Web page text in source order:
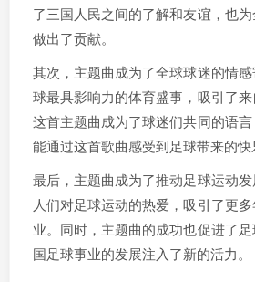
了三国人民之间的了解和友谊，也
做出了贡献。
其次，主题曲成为了全球球迷的情
球最具影响力的体育盛事，吸引了来
这首主题曲成为了球迷们共同的语
能通过这首歌曲感受到足球带来的快
最后，主题曲成为了推动足球运动
人们对足球运动的热爱，吸引了更
业。同时，主题曲的成功也促进了
国足球事业的发展注入了新的活力。